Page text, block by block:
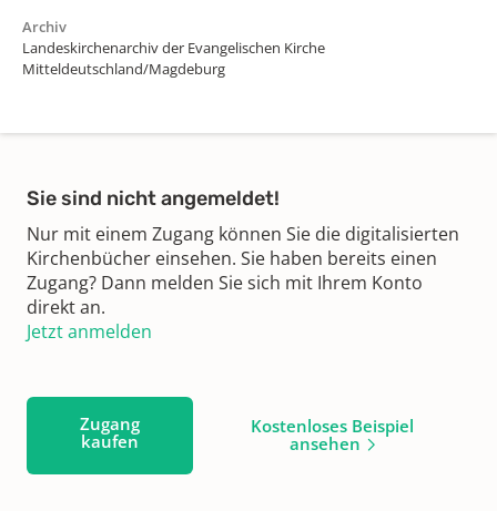
Archiv
Landeskirchenarchiv der Evangelischen Kirche
Mitteldeutschland/Magdeburg
Sie sind nicht angemeldet!
Nur mit einem Zugang können Sie die digitalisierten
Kirchenbücher einsehen. Sie haben bereits einen
Zugang? Dann melden Sie sich mit Ihrem Konto
direkt an.
Jetzt anmelden
Zugang
kaufen
Kostenloses Beispiel
ansehen